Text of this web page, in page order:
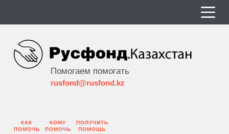
Помогаем помогать
rusfond@rusfond.kz
КАК
ПОМОЧЬ
КОМУ
ПОМОЧЬ
ПОЛУЧИТЬ
ПОМОЩЬ